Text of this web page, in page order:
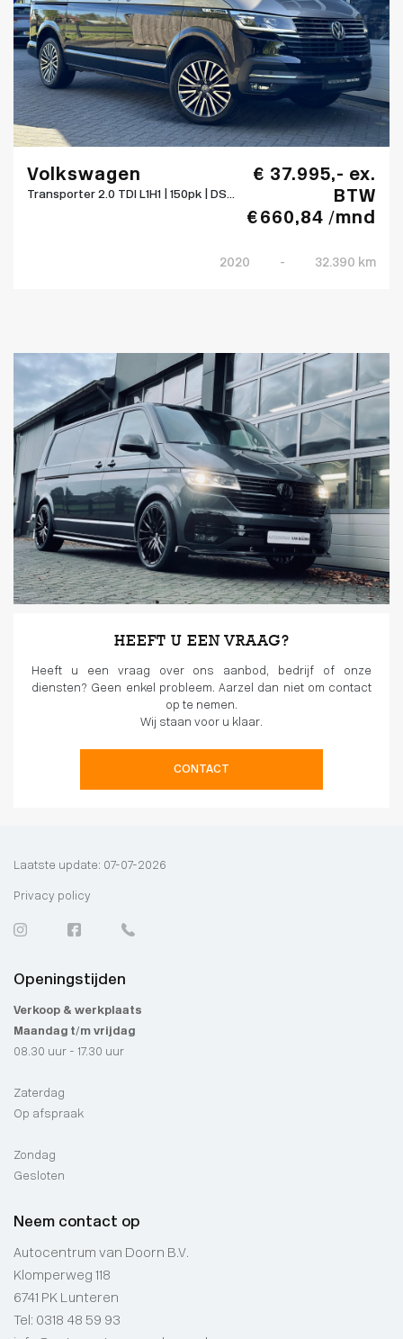
Volkswagen
Transporter 2.0 TDI L1H1 | 150pk | DS...
€ 37.995,- ex.
BTW
€ 660,84 /mnd
2020 - 32.390 km
HEEFT U EEN VRAAG?
Heeft u een vraag over ons aanbod, bedrijf of onze
diensten? Geen enkel probleem. Aarzel dan niet om contact
op te nemen.
Wij staan voor u klaar.
CONTACT
Laatste update: 07-07-2026
Privacy policy
Openingstijden
Verkoop & werkplaats
Maandag t/m vrijdag
08.30 uur - 17.30 uur
Zaterdag
Op afspraak
Zondag
Gesloten
Neem contact op
Autocentrum van Doorn B.V.
Klomperweg 118
6741 PK Lunteren
Tel: 0318 48 59 93